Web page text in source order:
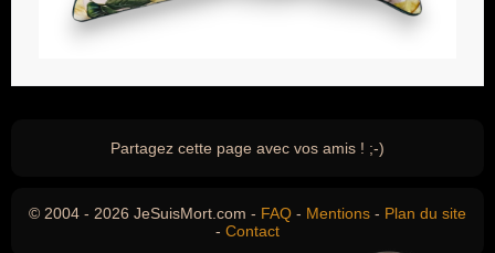
Partagez cette page avec vos amis ! ;-)
© 2004 - 2026 JeSuisMort.com - FAQ - Mentions - Plan du site
- Contact